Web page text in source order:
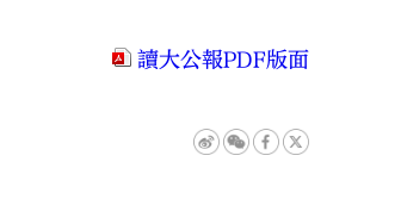
讀大公報PDF版面